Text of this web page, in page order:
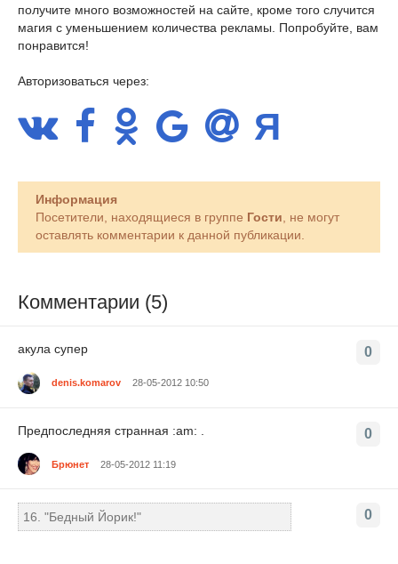
получите много возможностей на сайте, кроме того случится
магия с уменьшением количества рекламы. Попробуйте, вам
понравится!
Авторизоваться через:
Информация
Посетители, находящиеся в группе Гости , не могут
оставлять комментарии к данной публикации.
Комментарии (5)
0
акула супер
denis.komarov 28-05-2012 10:50
0
Предпоследняя странная :am: .
Брюнет 28-05-2012 11:19
0
16. "Бедный Йорик!"